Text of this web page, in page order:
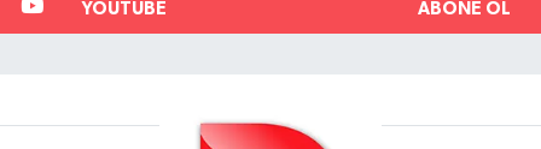
YOUTUBE ABONE OL